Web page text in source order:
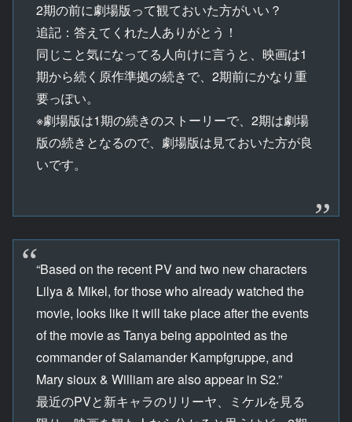
2期の前に劇場版って観ておいた方がいい？
追記：答えてくれた人ありがとう！
同じこと気になってる人向けに言うと、映画は1
期から続く原作準拠の続きで、2期前にかなり重
要っぽい。
※劇場版は1期の続きのストーリーで、2期は劇場
版の続きとなるので、劇場版は見ておいた方が良
いです。
“Based on the recent PV and two new characters
Lilya & Mikel, for those who already watched the
movie, looks like it will take place after the events
of the movie as Tanya being appointed as the
commander of Salamander Kampfgruppe, and
Mary sioux & William are also appear in S2.”
最近のPVと新キャラのリリーヤ、ミケルを見る